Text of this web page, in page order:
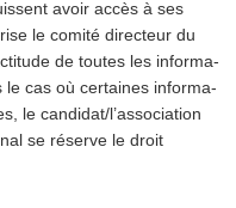
avoir accès à ses
le comité directeur du
de toutes les infor­ma­
le cas où certaines infor­ma­
le candidat/​l’association
se réserve le droit